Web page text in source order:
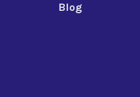
Blog